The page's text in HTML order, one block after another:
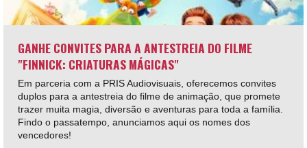
GANHE CONVITES PARA A ANTESTREIA DO FILME
"FINNICK: CRIATURAS MÁGICAS"
Em parceria com a PRIS Audiovisuais, oferecemos convites
duplos para a antestreia do filme de animação, que promete
trazer muita magia, diversão e aventuras para toda a família.
Findo o passatempo, anunciamos aqui os nomes dos
vencedores!